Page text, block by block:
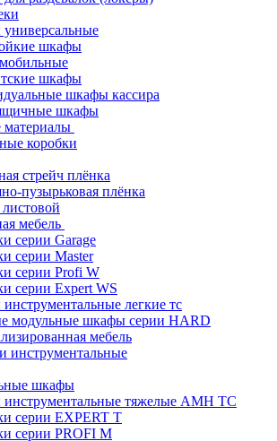
шкафы
шкафы
шкафы кассира
шкафы
материалы
коробки
стрейч плёнка
пузырьковая плёнка
мебель
серии Garage
серии Master
серии Profi W
серии Expert WS
легкие тс
модульные шкафы серии HARD
мебель
инструментальные
шкафы
тяжелые AMH TC
серии EXPERT T
серии PROFI M